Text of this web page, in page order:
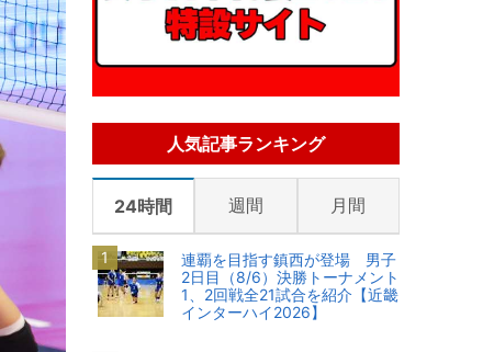
人気記事ランキング
24時間 週間 月間
連覇を目指す鎮西が登場 男子
2日目（8/6）決勝トーナメント
1、2回戦全21試合を紹介【近畿
インターハイ2026】